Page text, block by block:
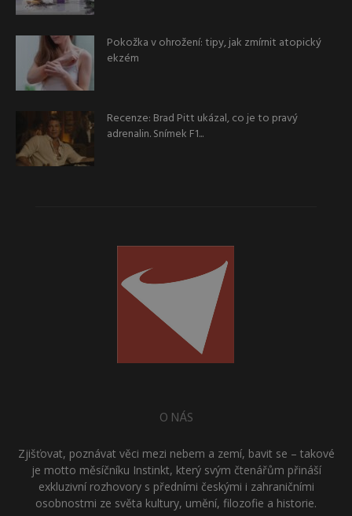
Pokožka v ohrožení: tipy, jak zmírnit atopický
ekzém
Recenze: Brad Pitt ukázal, co je to pravý
adrenalin. Snímek F1...
O NÁS
Zjišťovat, poznávat věci mezi nebem a zemí, bavit se – takové
je motto měsíčníku Instinkt, který svým čtenářům přináší
exkluzivní rozhovory s předními českými i zahraničními
osobnostmi ze světa kultury, umění, filozofie a historie.